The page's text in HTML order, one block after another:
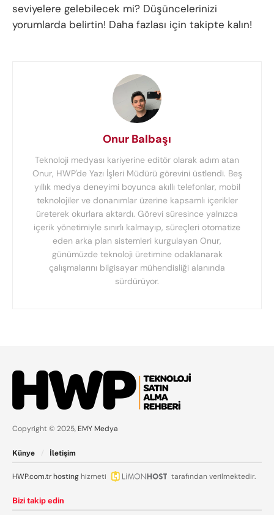
seviyelere gelebilecek mi? Düşüncelerinizi
yorumlarda belirtin! Daha fazlası için takipte kalın!
Onur Balbaşı
Teknoloji medyası kariyerine editör olarak adım atan
Onur, HWP'de Yazı İşleri Müdürü görevini üstlendi. Beş
yıllık medya deneyimi boyunca akıllı telefonlar, mobil
teknolojiler ve donanımlar üzerine kapsamlı içerikler
üreterek okurlara aktardı. Görevi süresince yalnızca
içerik yönetimiyle sınırlı kalmayıp, süreçleri otomatize
eden arka plan sistemleri kurgulayan Onur,
günümüzde teknoloji üretimine odaklanarak
çalışmalarını bilgisayar mühendisliği alanında
sürdürüyor.
Copyright © 2025, EMY Medya
Künye İletişim
HWP.com.trhosting hizmeti tarafından verilmektedir.
Bizi takip edin